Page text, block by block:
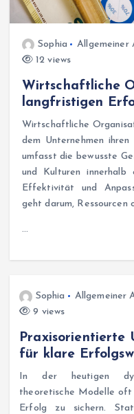
Sophia Allgemeiner
12 views
Wirtschaftliche
langfristigen
Wirtschaftliche
dem Unternehmen
umfasst die bewusste
und Kulturen innerhalb
Effektivität und
geht darum, Ressourcen
…
Sophia Allgemeiner
9 views
Praxisorientierte
für klare
In der heutigen
theoretische Modelle oft
Erfolg zu sichern.